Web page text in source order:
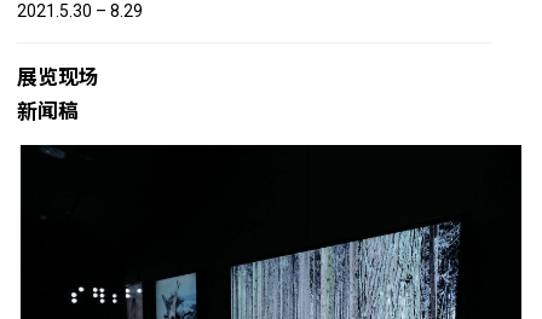
2021.5.30 – 8.29
展览现场
新闻稿